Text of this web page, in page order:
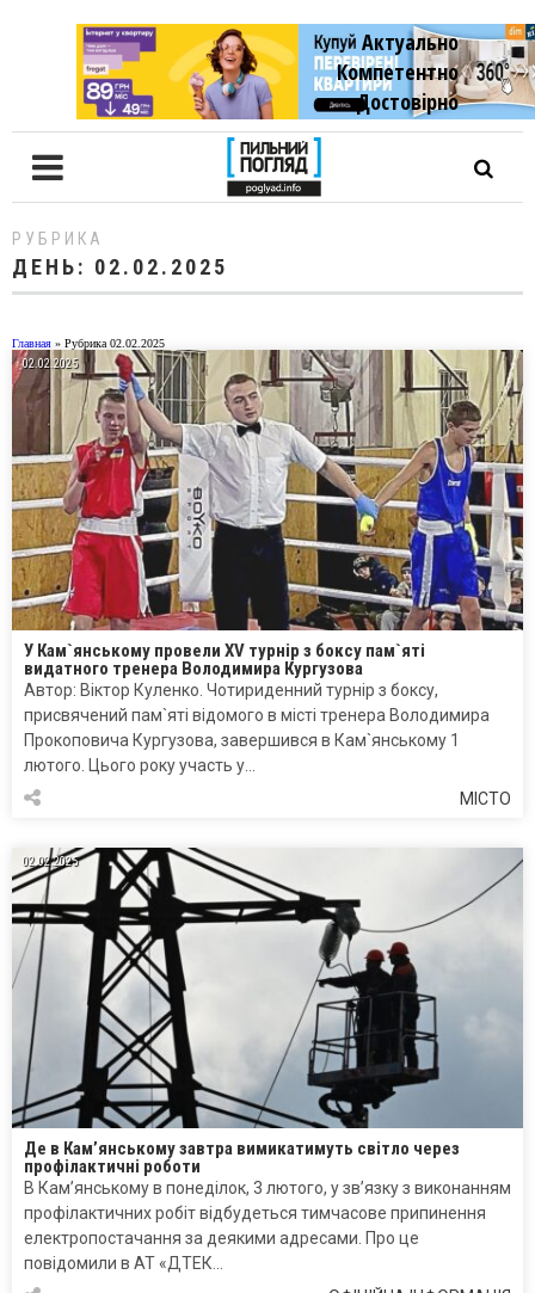
Актуально
Компетентно
Достовiрно
РУБРИКА
ДЕНЬ: 02.02.2025
Главная » Рубрика 02.02.2025
02.02.2025
У Кам`янському провели XV турнір з боксу пам`яті
видатного тренера Володимира Кургузова
Автор: Віктор Куленко. Чотириденний турнір з боксу,
присвячений пам`яті відомого в місті тренера Володимира
Прокоповича Кургузова, завершився в Кам`янському 1
лютого. Цього року участь у…
МІСТО
02.02.2025
Де в Кам’янському завтра вимикатимуть світло через
профілактичні роботи
В Кам’янському в понеділок, 3 лютого, у зв’язку з виконанням
профілактичних робіт відбудеться тимчасове припинення
електропостачання за деякими адресами. Про це
повідомили в АТ «ДТЕК…